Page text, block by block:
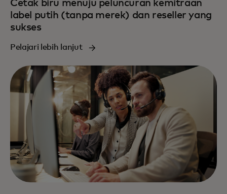
Cetak biru menuju peluncuran kemitraan
label putih (tanpa merek) dan reseller yang
sukses
Pelajari lebih lanjut